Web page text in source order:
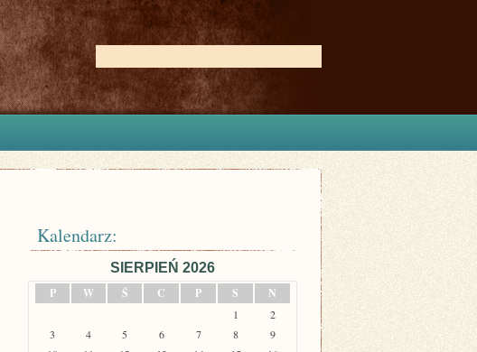
Kalendarz:
SIERPIEŃ 2026
P
W Ś C P S N
1
2
3
4 5 6 7 8
9